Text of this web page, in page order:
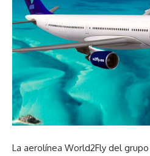
La aerolínea World2Fly del